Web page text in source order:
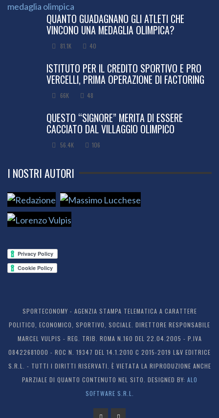
QUANTO GUADAGNANO GLI ATLETI CHE
VINCONO UNA MEDAGLIA OLIMPICA?
81.1K 40
ISTITUTO PER IL CREDITO SPORTIVO E PRO
VERCELLI, PRIMA OPERAZIONE DI FACTORING
66K 48
QUESTO “SIGNORE” MERITA DI ESSERE
CACCIATO DAL VILLAGGIO OLIMPICO
56.4K 106
I NOSTRI AUTORI
SPORTECONOMY - AGENZIA STAMPA TELEMATICA A CARATTERE
POLITICO, ECONOMICO, SPORTIVO, SOCIALE. DIRETTORE RESPONSABILE
MARCEL VULPIS - REG. TRIB. ROMA N.160 DEL 22.04.2005 - P.IVA
08422681000 - ROC N. 19347 DEL 14.1.2010 C 2015-2019 L&V EDITRICE
S.R.L. - TUTTI I DIRITTI RISERVATI. È VIETATA LA RIPRODUZIONE ANCHE
PARZIALE DI QUANTO CONTENUTO NEL SITO. DESIGNED BY: ALO
SOFTWARE S.R.L.